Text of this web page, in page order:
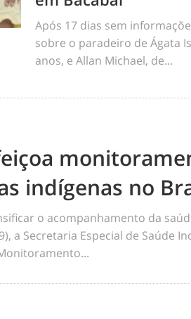
Após 17 dias sem
sobre o paradeiro de Ágata
anos, e Allan Michael, de...
indígenas no
o acompanhamento da
a Secretaria Especial de Saúde